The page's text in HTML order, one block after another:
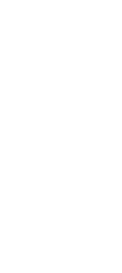
Kawal